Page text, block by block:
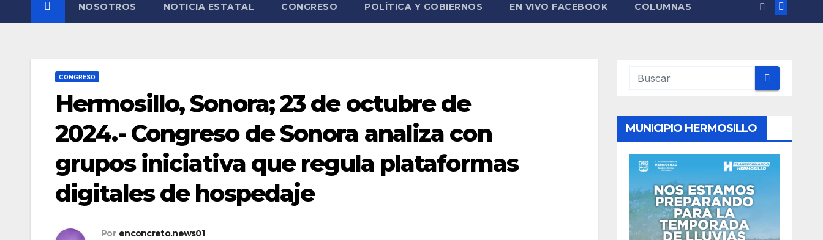
NOSOTROS NOTICIA ESTATAL CONGRESO POLÍTICA Y GOBIERNOS EN VIVO FACEBOOK COLUMNAS
CONGRESO
Hermosillo, Sonora; 23 de octubre de
2024.- Congreso de Sonora analiza con
grupos iniciativa que regula plataformas
digitales de hospedaje
Por enconcreto.news01
MUNICIPIO HERMOSILLO